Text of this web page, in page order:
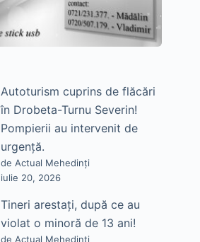
Autoturism cuprins de flăcări
în Drobeta-Turnu Severin!
Pompierii au intervenit de
urgență.
de Actual Mehedinți
iulie 20, 2026
Tineri arestați, după ce au
violat o minoră de 13 ani!
de Actual Mehedinți